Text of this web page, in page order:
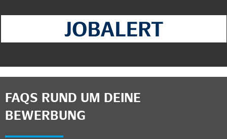
FAQS RUND UM DEINE
BEWERBUNG